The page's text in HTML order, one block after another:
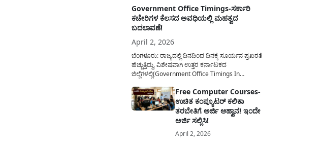
Government Office Timings-ಸರ್ಕಾರಿ
ಕಚೇರಿಗಳ ಕೆಲಸದ ಅವಧಿಯಲ್ಲಿ ಮಹತ್ವದ
ಬದಲಾವಣೆ!
April 2, 2026
ಬೆಂಗಳೂರು: ರಾಜ್ಯದಲ್ಲಿ ದಿನದಿಂದ ದಿನಕ್ಕೆ ಸೂರ್ಯನ ಪ್ರಖರತೆ
ಹೆಚ್ಚುತ್ತಿದ್ದು, ವಿಶೇಷವಾಗಿ ಉತ್ತರ ಕರ್ನಾಟಕದ
ಜಿಲ್ಲೆಗಳಲ್ಲಿ(Government Office Timings In
ಹಿನ್ನೆಲೆಯಲ್ಲಿ ಸರ್ಕಾರಿ ನೌಕರರ ಹಿತದೃಷ್ಟಿಯಿಂದ ಹಾಗೂ
ಸಾರ್ವಜನಿಕರ ಅನುಕೂಲಕ್ಕಾಗಿ ಕರ್ನಾಟಕ ಸರ್ಕಾರವು
ಮಹತ್ವದ ನಿರ್ಧಾರವೊಂದನ್ನು ಕೈಗೊಂಡಿದೆ. ಕಿತ್ತೂರು ಕರ್ನಾಟಕ
ಮತ್ತು ಕಲ್ಯಾಣ ಕರ್ನಾಟಕದ ಒಟ್ಟು 9 ಜಿಲ್ಲೆಗಳಲ್ಲಿ ಏಪ್ರಿಲ್...
Free Computer Courses-
ಉಚಿತ ಕಂಪ್ಯೂಟರ್ ಕಲಿಕಾ
ತರಬೇತಿಗೆ ಅರ್ಜಿ ಆಹ್ವಾನ! ಇಂದೇ
ಅರ್ಜಿ ಸಲ್ಲಿಸಿ!
April 2, 2026